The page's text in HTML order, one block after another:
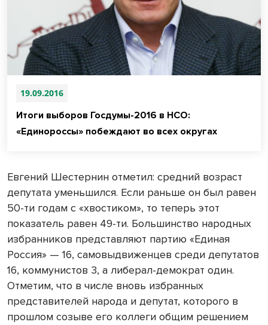
19.09.2016
Итоги выборов Госдумы-2016 в НСО:
«Единороссы» побеждают во всех округах
Евгений Шестернин отметил: средний возраст
депутата уменьшился. Если раньше он был равен
50-ти годам с «хвостиком», то теперь этот
показатель равен 49-ти. Большинство народных
избранников представляют партию «Единая
Россия» — 16, самовыдвиженцев среди депутатов
16, коммунистов 3, а либерал-демократ один.
Отметим, что в числе вновь избранных
представителей народа и депутат, которого в
прошлом созыве его коллеги общим решением